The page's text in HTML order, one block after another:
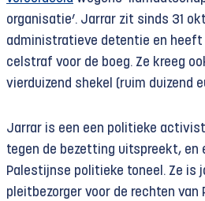
organisatie’. Jarrar zit sinds 31
administratieve detentie en heeft
celstraf voor de boeg. Ze kreeg
vierduizend shekel (ruim duizend
Jarrar is een een politieke
tegen de bezetting uitspreekt, en
Palestijnse politieke toneel. Ze is
pleitbezorger voor de rechten van